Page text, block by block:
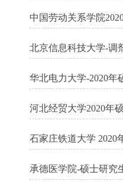
中国劳动关系学院
北京信息科技大学-调
华北电力大学-2020年
河北经贸大学2020年
石家庄铁道大学 2020
承德医学院-硕士研究